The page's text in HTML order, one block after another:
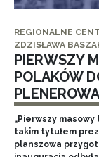
REGIONALNE
ZDZISŁAWA
PIERWSZY
POLAKÓW
PLENEROWA
„Pierwszy
takim tytułem
planszowa